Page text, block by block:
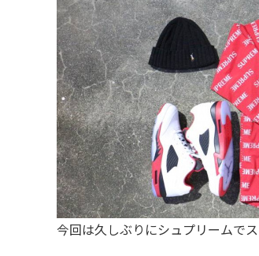
今回は久しぶりにシュプリームで